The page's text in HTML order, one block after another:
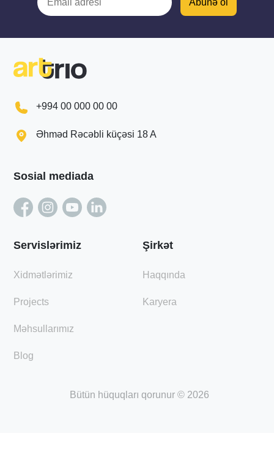
+994 00 000 00 00
Əhməd Rəcəbli küçəsi 18 A
Sosial mediada
Servislərimiz
Xidmətlərimiz
Projects
Məhsullarımız
Blog
Şirkət
Haqqında
Karyera
Bütün hüquqları qorunur © 2026